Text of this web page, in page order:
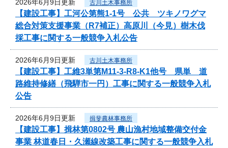
2026年6月9日更新 古川土木事務所
【建設工事】工河公第熊1-1号 公共 ツキノワグマ
総合対策支援事業（R7補正）高原川（今見）樹木伐
採工事に関する一般競争入札公告
2026年6月9日更新 古川土木事務所
【建設工事】工維3単第M11-3-R8-K1他号 県単 道
路維持修繕（飛騨市一円）工事に関する一般競争入札
公告
2026年6月9日更新 揖斐農林事務所
【建設工事】揖林第0802号 農山漁村地域整備交付金
事業 林道春日・久瀬線改築工事に関する一般競争入札